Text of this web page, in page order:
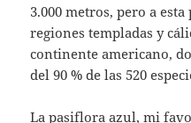
3.000 metros, pero a
regiones templadas y
continente americano,
del 90 % de las 520
La pasiflora azul, mi